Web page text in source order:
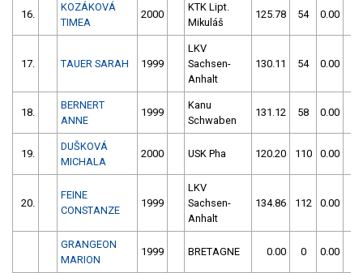
16.
KOZÁKOVÁ
TIMEA
2000
KTK Lipt.
Mikuláš
125.78 54 0.00
17. TAUER SARAH 1999
LKV
Sachsen-
Anhalt
130.11 54 0.00
18.
BERNERT
ANNE
1999
Kanu
Schwaben
131.12 58 0.00
19.
DUŠKOVÁ
MICHALA
2000 USK Pha 120.20 110 0.00
20.
FEINE
CONSTANZE
1999
LKV
Sachsen-
Anhalt
134.86 112 0.00
GRANGEON
MARION
1999 BRETAGNE 0.00 0 0.00